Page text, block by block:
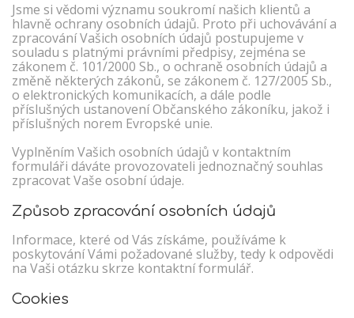
Jsme si vědomi významu soukromí našich klientů a
hlavně ochrany osobních údajů. Proto při uchovávání a
zpracování Vašich osobních údajů postupujeme v
souladu s platnými právními předpisy, zejména se
zákonem č. 101/2000 Sb., o ochraně osobních údajů a
změně některých zákonů, se zákonem č. 127/2005 Sb.,
o elektronických komunikacích, a dále podle
příslušných ustanovení Občanského zákoníku, jakož i
příslušných norem Evropské unie.
Vyplněním Vašich osobních údajů v kontaktním
formuláři dáváte provozovateli jednoznačný souhlas
zpracovat Vaše osobní údaje.
Způsob zpracování osobních údajů
Informace, které od Vás získáme, používáme k
poskytování Vámi požadované služby, tedy k odpovědi
na Vaši otázku skrze kontaktní formulář.
Cookies